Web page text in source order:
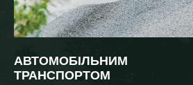
АВТОМОБІЛЬНИМ
ТРАНСПОРТОМ